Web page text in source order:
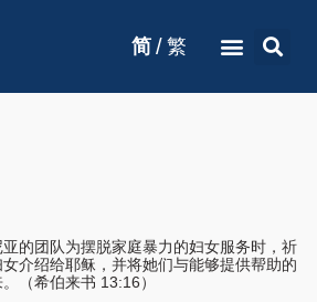
简 / 繁
的团队为摆脱家庭暴力的妇女服务时，祈
介绍给耶稣，并将她们与能够提供帮助的
（希伯来书 13:16）